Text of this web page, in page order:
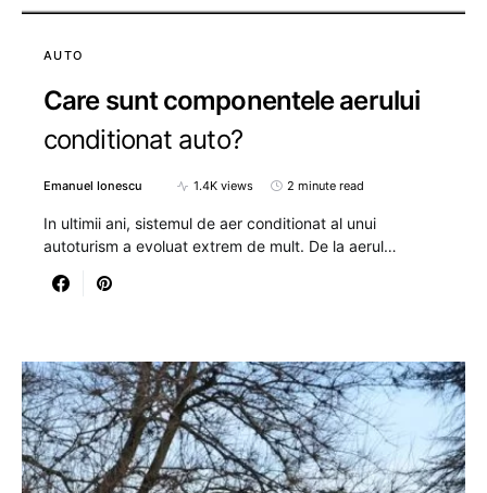
AUTO
Care sunt componentele aerului
conditionat auto?
Emanuel Ionescu 1.4K views 2 minute read
In ultimii ani, sistemul de aer conditionat al unui
autoturism a evoluat extrem de mult. De la aerul…